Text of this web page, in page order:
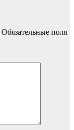
Обязательные поля